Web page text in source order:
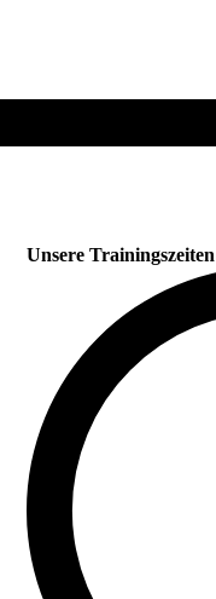
Unsere Trainingszeiten